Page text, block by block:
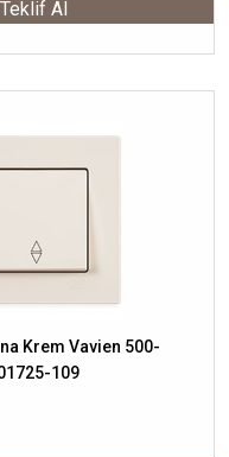
Teklif Al
Krem Vavien 500-
109